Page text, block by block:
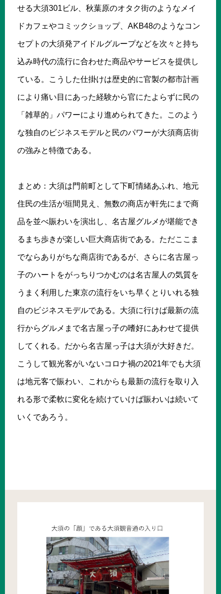
せる大須301ビル、秋葉原のオタク街のようなメイ
ドカフェやコミックショップ、AKB48のようなコン
セプトの大須発アイドルグループなどを次々と持ち
込み時代の流行に合わせた商品やサービスを提供し
ている。こうした仕掛けは歴史的に官製の都市計画
により痛い目にあった経験から官にたよらずに民の
「雑草的」パワーにより進められてきた。このよう
な独自のビジネスモデルと民のパワーが大須商店街
の強みと特徴である。
まとめ：大須は門前町として下町情緒あふれ、地元
住民の生活が垣間見え、無数の商店が軒先にまで商
品を並べ賑わいを演出し、名古屋グルメが堪能でき
るまち歩きが楽しい巨大商店街である。ただここま
でならありがちな商店街であるが、さらに名古屋っ
子のハートをがっちりつかむのは名古屋人の気質を
うまく利用した東京の流行をいち早くとりいれる独
自のビジネスモデルである。大須に行けば最新の流
行からグルメまで名古屋っ子の嗜好にあわせて提供
してくれる。だから名古屋っ子は大須が大好きだ。
こうして観光客がいないコロナ禍の2021年でも大須
は地元客で賑わい、これからも最新の流行を取り入
れる形で柔軟に変化を続けていけば賑わいは続いて
いくであろう。